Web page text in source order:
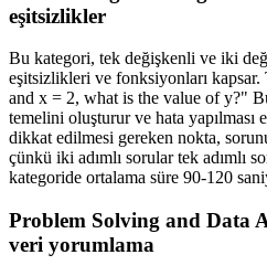
eşitsizlikler
Bu kategori, tek değişkenli ve iki
eşitsizlikleri ve fonksiyonları
and x = 2, what is the value of y?"
temelini oluşturur ve hata yapılması
dikkat edilmesi gereken nokta,
çünkü iki adımlı sorular tek adımlı
kategoride ortalama süre 90-120
Problem Solving and Data
veri yorumlama